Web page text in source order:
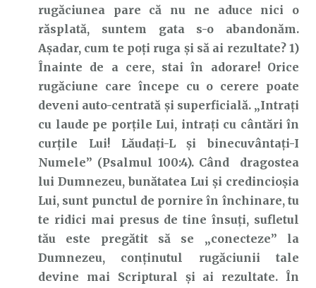
rugăciunea pare că nu ne aduce nici o
răsplată, suntem gata s-o abandonăm.
Așadar, cum te poți ruga și să ai rezultate? 1)
Înainte de a cere, stai în adorare! Orice
rugăciune care începe cu o cerere poate
deveni auto-centrată și superficială. „Intraţi
cu laude pe porţile Lui, intraţi cu cântări în
curţile Lui! Lăudaţi-L şi binecuvântaţi-I
Numele” (Psalmul 100:4). Când dragostea
lui Dumnezeu, bunătatea Lui și credincioșia
Lui, sunt punctul de pornire în închinare, tu
te ridici mai presus de tine însuți, sufletul
tău este pregătit să se „conecteze” la
Dumnezeu, conținutul rugăciunii tale
devine mai Scriptural și ai rezultate. În